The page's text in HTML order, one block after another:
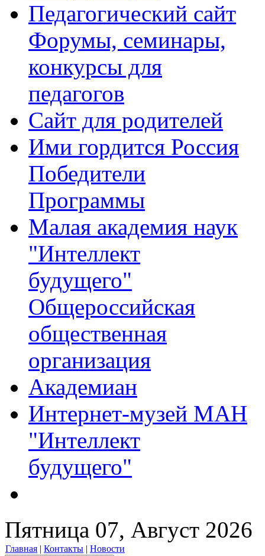
Педагогический сайт
Форумы, семинары,
конкурсы для
педагогов
Сайт для родителей
Ими гордится Россия
Победители
Программы
Малая академия наук
"Интеллект
будущего"
Общероссийская
общественная
организация
Академиан
Интернет-музей МАН
"Интеллект
будущего"
Пятница 07, Август 2026
Главная | Контакты | Новости